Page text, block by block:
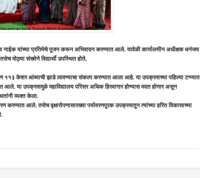
नाईक यांच्या प्रतिमेचे पूजन करून अभिवादन करण्यात आले. यावेळी कार्यालयीन अधीक्षक धनंजय
तसेच मोठ्या संख्येने विद्यार्थी उपस्थित होते.
११३ केशर आंब्याची झाडे लावण्याचा संकल्प करण्यात आला आहे. या उपक्रमाच्या पहिल्या टप्प्यात
आले. या उपक्रमामुळे महाविद्यालय परिसर अधिक हिरवागार होण्यास मदत होणार असून
व्यक्त केला.
करण्यात आले. तसेच वृक्षारोपणासारख्या पर्यावरणपूरक उपक्रमातून त्यांच्या हरित विकासाच्या